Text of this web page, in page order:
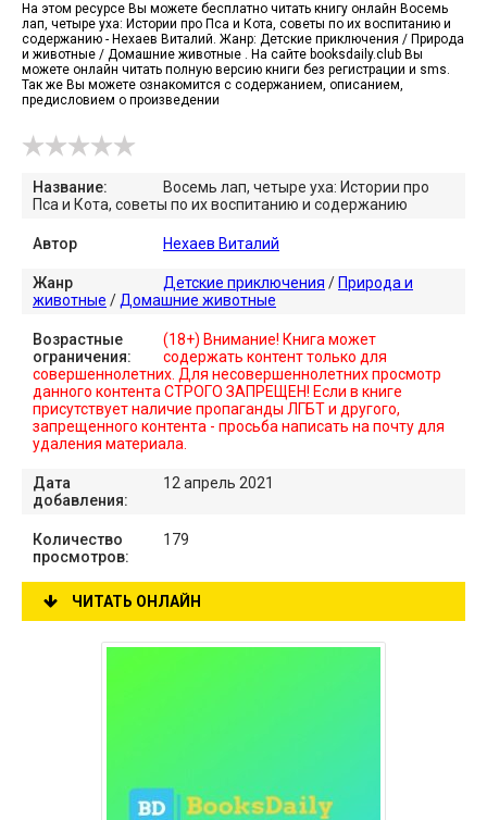
На этом ресурсе Вы можете бесплатно читать книгу онлайн Восемь
лап, четыре уха: Истории про Пса и Кота, советы по их воспитанию и
содержанию - Нехаев Виталий. Жанр: Детские приключения / Природа
и животные / Домашние животные . На сайте booksdaily.club Вы
можете онлайн читать полную версию книги без регистрации и sms.
Так же Вы можете ознакомится с содержанием, описанием,
предисловием о произведении
Название:
Восемь лап, четыре уха: Истории про
Пса и Кота, советы по их воспитанию и содержанию
Автор Нехаев Виталий
Жанр Детские приключения / Природа и
животные / Домашние животные
Возрастные
ограничения:
(18+) Внимание! Книга может
содержать контент только для
совершеннолетних. Для несовершеннолетних просмотр
данного контента СТРОГО ЗАПРЕЩЕН! Если в книге
присутствует наличие пропаганды ЛГБТ и другого,
запрещенного контента - просьба написать на почту для
удаления материала.
Дата
добавления:
12 апрель 2021
Количество
просмотров:
179
ЧИТАТЬ ОНЛАЙН